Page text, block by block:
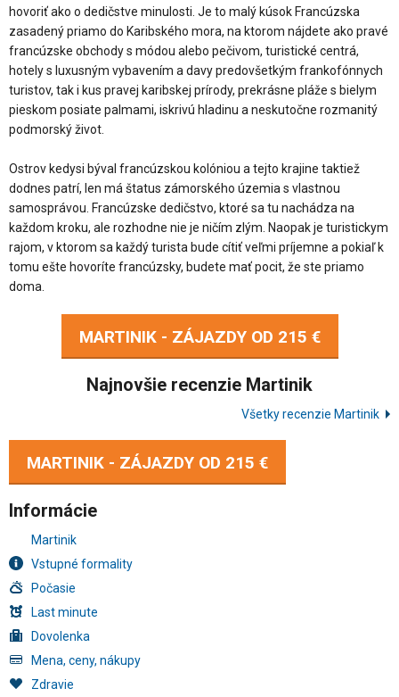
hovoriť ako o dedičstve minulosti. Je to malý kúsok Francúzska
zasadený priamo do Karibského mora, na ktorom nájdete ako pravé
francúzske obchody s módou alebo pečivom, turistické centrá,
hotely s luxusným vybavením a davy predovšetkým frankofónnych
turistov, tak i kus pravej karibskej prírody, prekrásne pláže s bielym
pieskom posiate palmami, iskrivú hladinu a neskutočne rozmanitý
podmorský život.
Ostrov kedysi býval francúzskou kolóniou a tejto krajine taktiež
dodnes patrí, len má štatus zámorského územia s vlastnou
samosprávou. Francúzske dedičstvo, ktoré sa tu nachádza na
každom kroku, ale rozhodne nie je ničím zlým. Naopak je turistickym
rajom, v ktorom sa každý turista bude cítiť veľmi príjemne a pokiaľ k
tomu ešte hovoríte francúzsky, budete mať pocit, že ste priamo
doma.
MARTINIK - ZÁJAZDY OD 215 €
Najnovšie recenzie Martinik
Všetky recenzie Martinik
MARTINIK - ZÁJAZDY OD 215 €
Informácie
Martinik
Vstupné formality
Počasie
Last minute
Dovolenka
Mena, ceny, nákupy
Zdravie